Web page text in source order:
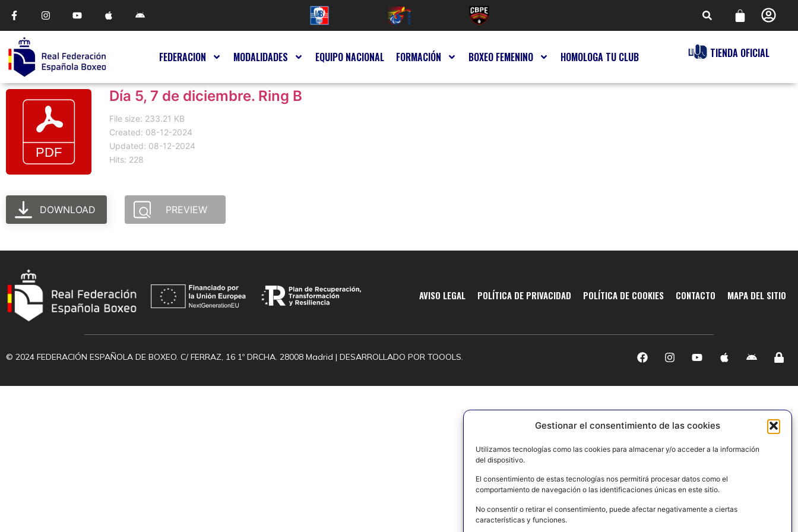
Gestionar el consentimiento de las cookies
Utilizamos tecnologías como las cookies para almacenar y/o acceder a la información
del dispositivo.
El consentimiento de estas tecnologías nos permitirá procesar datos como el
comportamiento de navegación o las identificaciones únicas en este sitio.
No consentir o retirar el consentimiento, puede afectar negativamente a ciertas
características y funciones.
FEDERACION MODALIDADES EQUIPO NACIONAL FORMACIÓN BOXEO FEMENINO HOMOLOGA TU CLUB TIENDA OFICIAL
Día 5, 7 de diciembre. Ring B
File size: 233.21 KB
Created: 08-12-2024
Updated: 08-12-2024
Hits: 228
DOWNLOAD PREVIEW
AVISO LEGAL POLÍTICA DE PRIVACIDAD POLÍTICA DE COOKIES CONTACTO MAPA DEL SITIO
© 2024 FEDERACIÓN ESPAÑOLA DE BOXEO. C/ FERRAZ, 16 1º DRCHA. 28008 Madrid | DESARROLLADO POR TOOOLS.